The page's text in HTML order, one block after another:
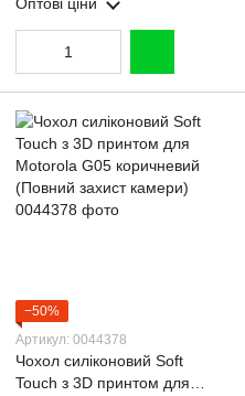
−50%
Артикул: 0044378
Чохол силіконовий Soft
Touch з 3D принтом для